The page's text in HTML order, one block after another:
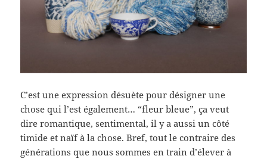
C’est une expression désuète pour désigner une
chose qui l’est également… “fleur bleue”, ça veut
dire romantique, sentimental, il y a aussi un côté
timide et naïf à la chose. Bref, tout le contraire des
générations que nous sommes en train d’élever à